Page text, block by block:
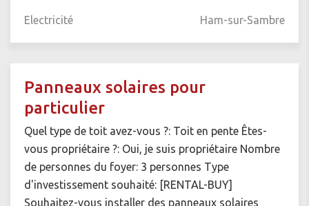
Electricité Ham-sur-Sambre
Panneaux solaires pour
particulier
Quel type de toit avez-vous ?: Toit en pente Êtes-
vous propriétaire ?: Oui, je suis propriétaire Nombre
de personnes du foyer: 3 personnes Type
d'investissement souhaité: [RENTAL-BUY]
Souhaitez-vous installer des panneaux solaires